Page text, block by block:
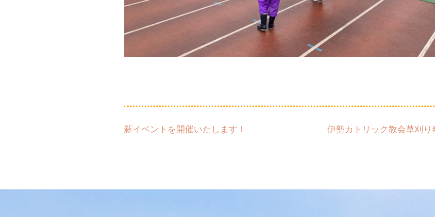
新イベントを開催いたします！ 伊勢カトリック教会草刈り